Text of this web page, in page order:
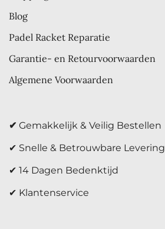
Blog
Padel Racket Reparatie
Garantie- en Retourvoorwaarden
Algemene Voorwaarden
✔ Gemakkelijk & Veilig Bestellen
✔ Snelle & Betrouwbare Levering
✔ 14 Dagen Bedenktijd
✔ Klantenservice